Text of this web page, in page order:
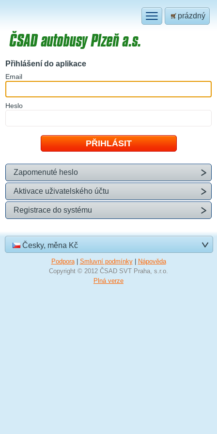
prázdný
Přihlášení do aplikace
Email
Heslo
Zapomenuté heslo
Aktivace uživatelského účtu
Registrace do systému
Česky, měna Kč
Podpora| Smluvní podmínky|
Nápověda
Copyright © 2012 ČSAD SVT Praha, s.r.o.
Plná verze